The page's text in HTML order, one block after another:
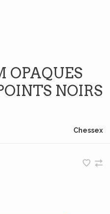
OPAQUES
NOIRS
Chessex